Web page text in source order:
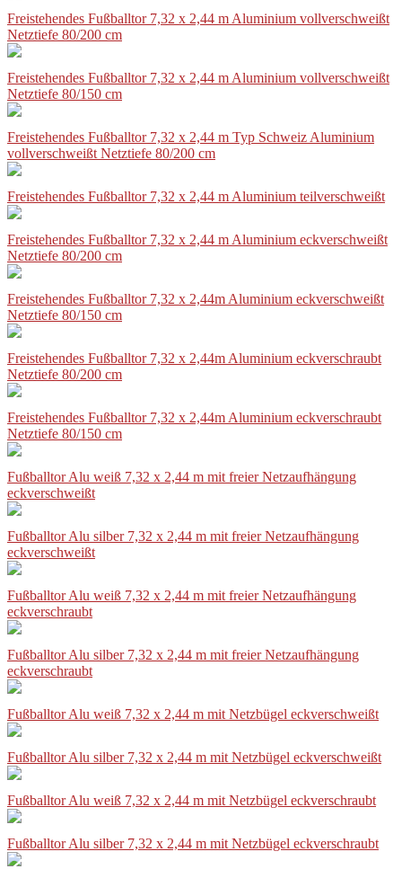
Freistehendes Fußballtor 7,32 x 2,44 m Aluminium vollverschweißt
Netztiefe 80/200 cm
Freistehendes Fußballtor 7,32 x 2,44 m Aluminium vollverschweißt
Netztiefe 80/150 cm
Freistehendes Fußballtor 7,32 x 2,44 m Typ Schweiz Aluminium
vollverschweißt Netztiefe 80/200 cm
Freistehendes Fußballtor 7,32 x 2,44 m Aluminium teilverschweißt
Freistehendes Fußballtor 7,32 x 2,44 m Aluminium eckverschweißt
Netztiefe 80/200 cm
Freistehendes Fußballtor 7,32 x 2,44m Aluminium eckverschweißt
Netztiefe 80/150 cm
Freistehendes Fußballtor 7,32 x 2,44m Aluminium eckverschraubt
Netztiefe 80/200 cm
Freistehendes Fußballtor 7,32 x 2,44m Aluminium eckverschraubt
Netztiefe 80/150 cm
Fußballtor Alu weiß 7,32 x 2,44 m mit freier Netzaufhängung
eckverschweißt
Fußballtor Alu silber 7,32 x 2,44 m mit freier Netzaufhängung
eckverschweißt
Fußballtor Alu weiß 7,32 x 2,44 m mit freier Netzaufhängung
eckverschraubt
Fußballtor Alu silber 7,32 x 2,44 m mit freier Netzaufhängung
eckverschraubt
Fußballtor Alu weiß 7,32 x 2,44 m mit Netzbügel eckverschweißt
Fußballtor Alu silber 7,32 x 2,44 m mit Netzbügel eckverschweißt
Fußballtor Alu weiß 7,32 x 2,44 m mit Netzbügel eckverschraubt
Fußballtor Alu silber 7,32 x 2,44 m mit Netzbügel eckverschraubt